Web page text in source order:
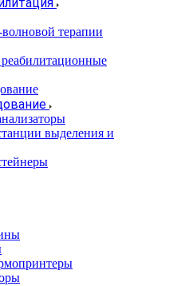
терапии
выделения и